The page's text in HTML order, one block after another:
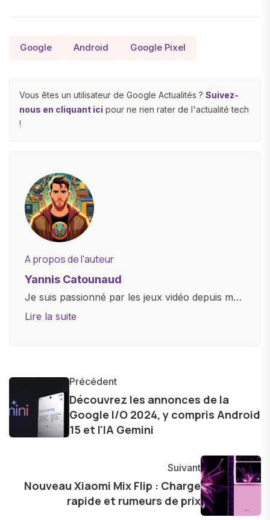
Google Android Google Pixel
Vous êtes un utilisateur de Google Actualités ? Suivez-
nous en cliquant ici pour ne rien rater de l'actualité tech
!
A propos de l'auteur
Yannis Catounaud
Je suis passionné par les jeux vidéo depuis mon
plus jeune âge. Mon amour pour l'univers
et bien d'autres gadgets technologiques. Armé
d'une curiosité insatiable, j'aime dévoiler les
dernières tendances et innovations, partageant
avec enthousiasme mes découvertes avec la
l'exploration constante des frontières de la
technologie me permet de présenter aux
lecteurs un aperçu captivant de ce que le futur
Lire la suite
Précédent
Découvrez les annonces de la
Google I/O 2024, y compris Android
15 et l'IA Gemini
Suivant
Nouveau Xiaomi Mix Flip : Charge
rapide et rumeurs de prix